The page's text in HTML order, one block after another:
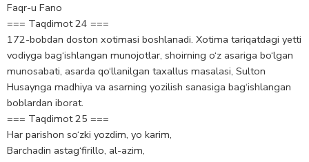
Faqr-u Fano
=== Taqdimot 24 ===
172-bobdan doston xotimasi boshlanadi. Xotima tariqatdagi yetti
vodiyga bag‘ishlangan munojotlar, shoirning o‘z asariga bo‘lgan
munosabati, asarda qo‘llanilgan taxallus masalasi, Sulton
Husaynga madhiya va asarning yozilish sanasiga bag‘ishlangan
boblardan iborat.
=== Taqdimot 25 ===
Har parishon so‘zki yozdim, yo karim,
Barchadin astag‘firillo, al-azim,